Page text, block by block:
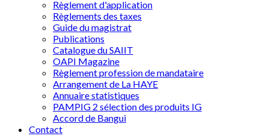
Règlement d'application
Règlements des taxes
Guide du magistrat
Publications
Catalogue du SAIIT
OAPI Magazine
Règlement profession de mandataire
Arrangement de La HAYE
Annuaire statistiques
PAMPIG 2 sélection des produits IG
Accord de Bangui
Contact